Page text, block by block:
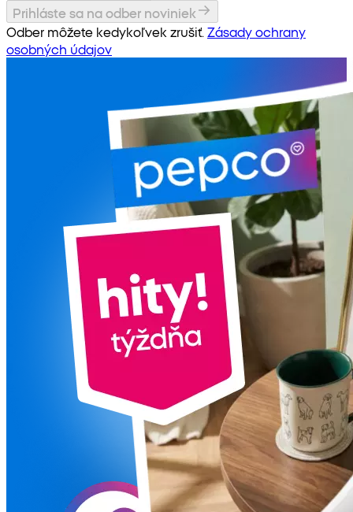
Prihláste sa na odber noviniek
Odber môžete kedykoľvek zrušiť. Zásady ochrany
osobných údajov